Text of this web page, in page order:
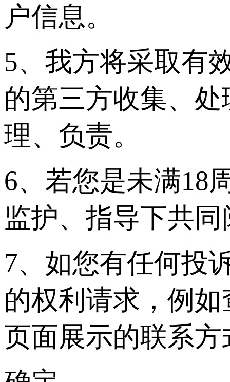
户信息。
5、我方将采取有
的第三方收集、
理、负责。
6、若您是未满18
监护、指导下共
7、如您有任何投
的权利请求，例
页面展示的联系